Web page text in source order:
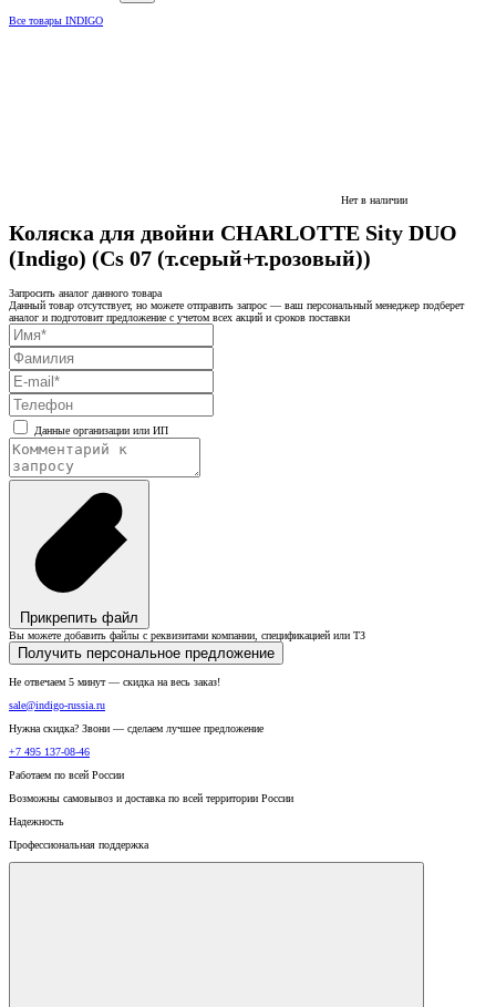
Все товары INDIGO
Нет в наличии
Коляска для двойни CHARLOTTE Sity DUO
(Indigo) (Cs 07 (т.серый+т.розовый))
Запросить аналог данного товара
Данный товар отсутствует, но можете отправить запрос — ваш персональный менеджер подберет
аналог и подготовит предложение с учетом всех акций и сроков поставки
Данные организации или ИП
Прикрепить файл
Вы можете добавить файлы с реквизитами компании, спецификацией или ТЗ
Получить персональное предложение
Не отвечаем 5 минут — скидка на весь заказ!
sale@indigo-russia.ru
Нужна скидка? Звони — сделаем лучшее предложение
+7 495 137-08-46
Работаем по всей России
Возможны самовывоз и доставка по всей территории России
Надежность
Профессиональная поддержка